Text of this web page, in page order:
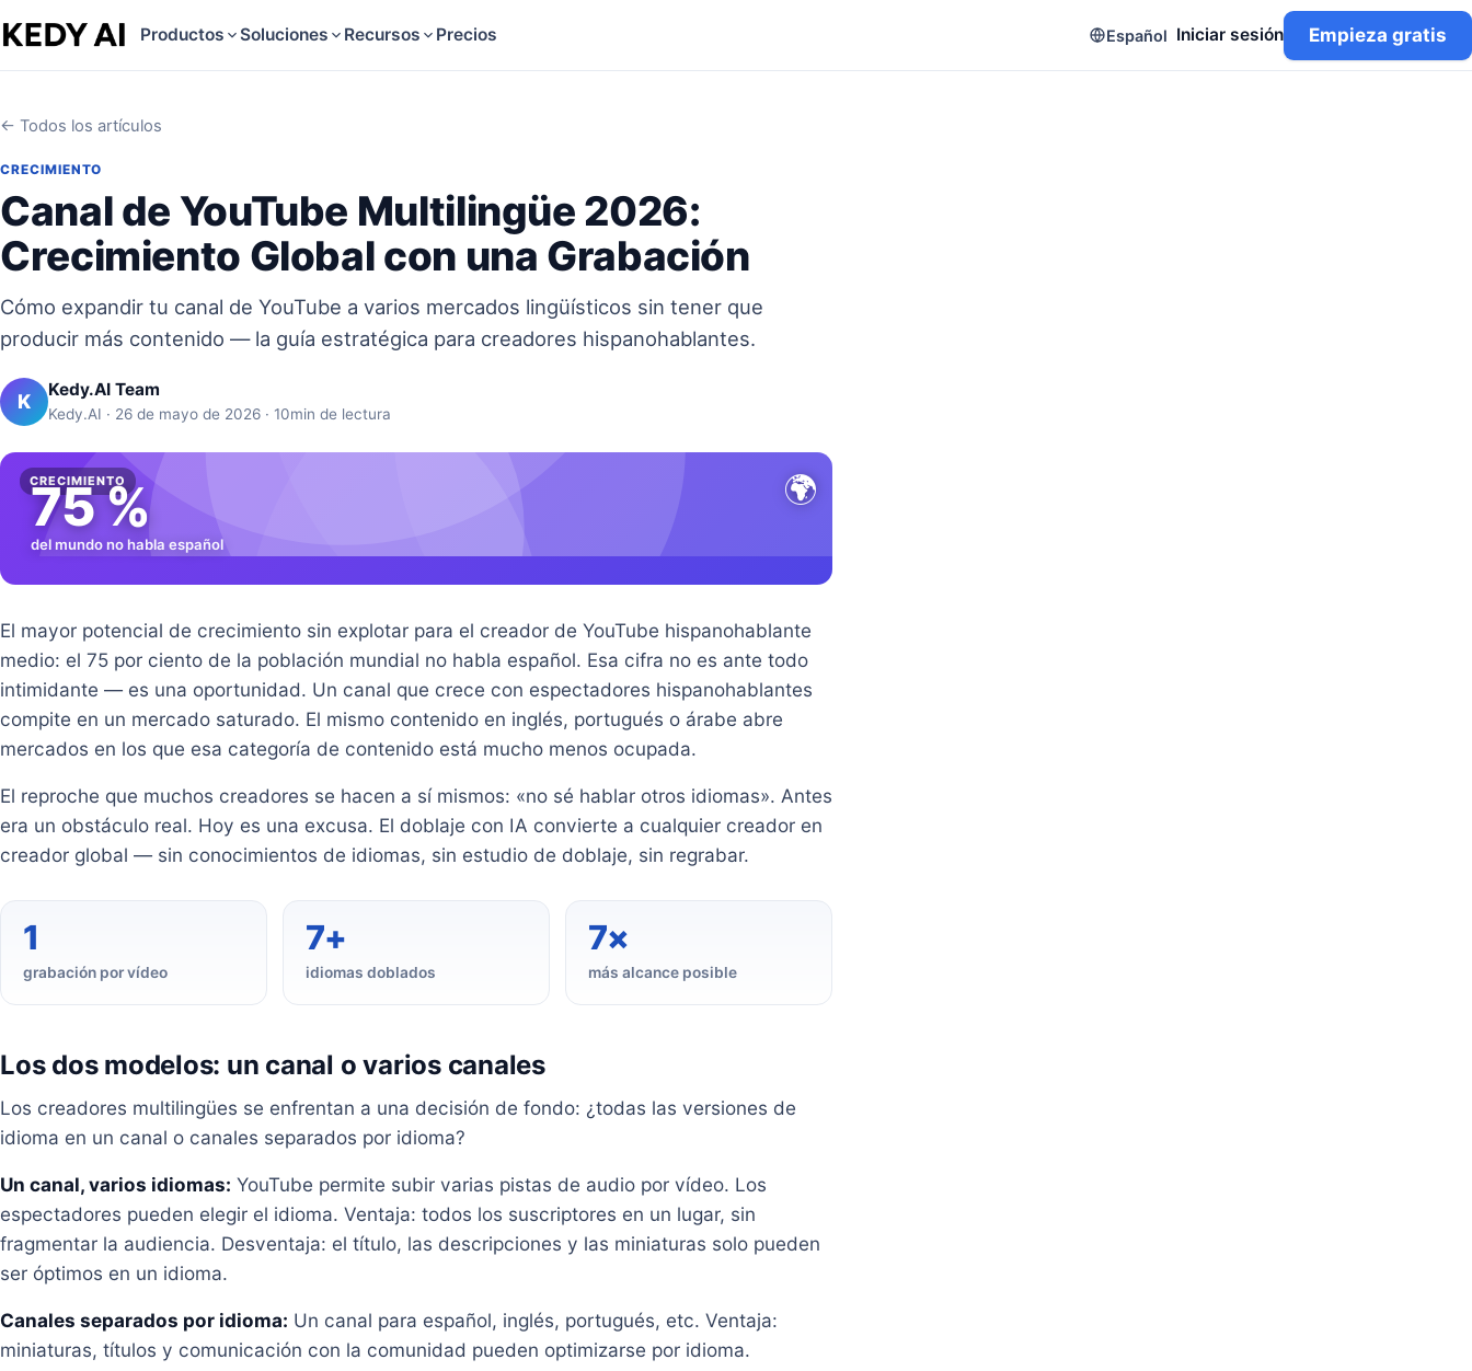
Productos Soluciones Recursos Precios Español Iniciar sesión Empieza gratis
← Todos los artículos
CRECIMIENTO
Canal de YouTube Multilingüe 2026:
Crecimiento Global con una Grabación
Cómo expandir tu canal de YouTube a varios mercados lingüísticos sin tener que
producir más contenido — la guía estratégica para creadores hispanohablantes.
K Kedy.AI Team
Kedy.AI · 26 de mayo de 2026 · 10min de lectura
CRECIMIENTO 🌍
75 %
del mundo no habla español
El mayor potencial de crecimiento sin explotar para el creador de YouTube hispanohablante
medio: el 75 por ciento de la población mundial no habla español. Esa cifra no es ante todo
intimidante — es una oportunidad. Un canal que crece con espectadores hispanohablantes
compite en un mercado saturado. El mismo contenido en inglés, portugués o árabe abre
mercados en los que esa categoría de contenido está mucho menos ocupada.
El reproche que muchos creadores se hacen a sí mismos: «no sé hablar otros idiomas». Antes
era un obstáculo real. Hoy es una excusa. El doblaje con IA convierte a cualquier creador en
creador global — sin conocimientos de idiomas, sin estudio de doblaje, sin regrabar.
1
grabación por vídeo
7+
idiomas doblados
7×
más alcance posible
Los dos modelos: un canal o varios canales
Los creadores multilingües se enfrentan a una decisión de fondo: ¿todas las versiones de
idioma en un canal o canales separados por idioma?
Un canal, varios idiomas: YouTube permite subir varias pistas de audio por vídeo. Los
espectadores pueden elegir el idioma. Ventaja: todos los suscriptores en un lugar, sin
fragmentar la audiencia. Desventaja: el título, las descripciones y las miniaturas solo pueden
ser óptimos en un idioma.
Canales separados por idioma: Un canal para español, inglés, portugués, etc. Ventaja:
miniaturas, títulos y comunicación con la comunidad pueden optimizarse por idioma.